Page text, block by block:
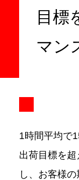
目標
マン
1時間平均で
出荷目標を
し、お客様